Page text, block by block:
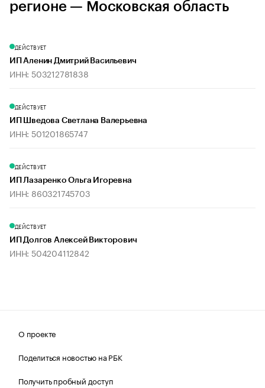
регионе — Московская область
ДЕЙСТВУЕТ
ИП Аленин Дмитрий Васильевич
ИНН: 503212781838
ДЕЙСТВУЕТ
ИП Шведова Светлана Валерьевна
ИНН: 501201865747
ДЕЙСТВУЕТ
ИП Лазаренко Ольга Игоревна
ИНН: 860321745703
ДЕЙСТВУЕТ
ИП Долгов Алексей Викторович
ИНН: 504204112842
О проекте
Поделиться новостью на РБК
Получить пробный доступ